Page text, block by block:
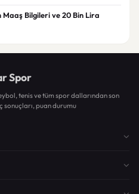
Maaş Bilgileri ve 20 Bin Lira
Spor
tenis ve tüm spor dallarından son
puan durumu